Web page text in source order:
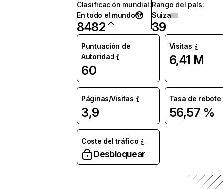
Clasificación mundial:
En todo el mundo
8482
Rango del país:
Suiza
39
Puntuación de
Autoridad
60
Visitas
6,41 M
Páginas/Visitas
3,9
Tasa de rebote
56,57 %
Coste del tráfico
Desbloquear